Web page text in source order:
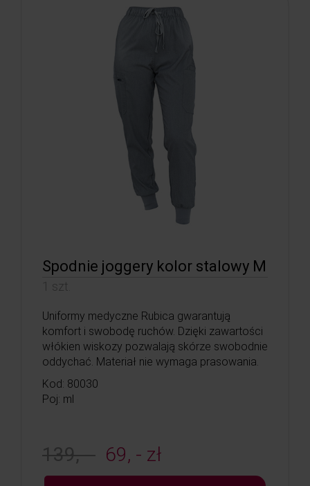
Spodnie joggery kolor stalowy M
1 szt.
Uniformy medyczne Rubica gwarantują
komfort i swobodę ruchów. Dzięki zawartości
włókien wiskozy pozwalają skórze swobodnie
oddychać. Materiał nie wymaga prasowania.
Kod: 80030
Poj: ml
139, - 69, - zł